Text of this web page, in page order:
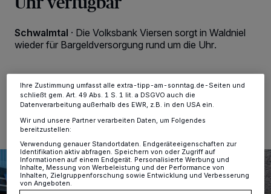
Schwalmtal · Die Volksbank Viersen sorgt in Waldniel
wieder für Bargeldversorgung rund um die Uhr.
01.09.2023 , 12:55 Uhr Eine Minute Lesezeit
verarbeiten Daten, um Ihnen Dienste bereitzustellen“ aufgeführten
Zwecke. Wenn Tracker deaktiviert sind, sind manche Inhalte und
dieses Menü jederzeit wieder aufrufen, um Ihre Einstellungen zu
ändern oder Ihre Einwilligung zu widerrufen, indem Sie auf den Link
Einstellungen oder Ablehnen am unteren Rand der Webseite klicken.
Ihre Zustimmung umfasst alle extra-tipp-am-sonntag.de-Seiten und
schließt gem. Art. 49 Abs. 1 S. 1 lit. a DSGVO auch die
Datenverarbeitung außerhalb des EWR, z.B. in den USA ein.
Wir und unsere Partner verarbeiten Daten, um Folgendes
bereitzustellen:
Verwendung genauer Standortdaten. Endgeräteeigenschaften zur
Identifikation aktiv abfragen. Speichern von oder Zugriff auf
Informationen auf einem Endgerät. Personalisierte Werbung und
Inhalte, Messung von Werbeleistung und der Performance von
Inhalten, Zielgruppenforschung sowie Entwicklung und Verbesserung
von Angeboten.